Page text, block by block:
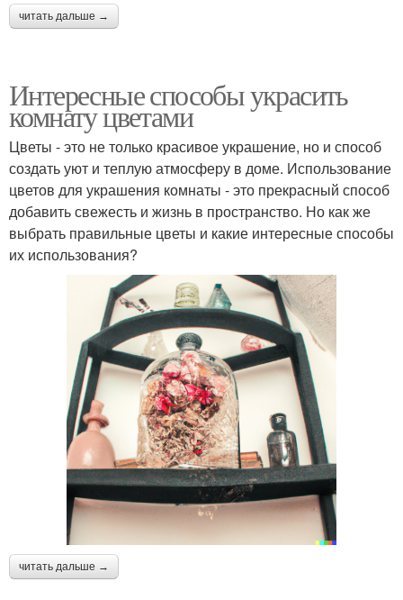
читать дальше →
Интересные способы украсить
комнату цветами
Цветы - это не только красивое украшение, но и способ
создать уют и теплую атмосферу в доме. Использование
цветов для украшения комнаты - это прекрасный способ
добавить свежесть и жизнь в пространство. Но как же
выбрать правильные цветы и какие интересные способы
их использования?
читать дальше →